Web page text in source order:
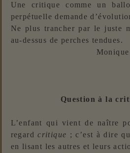
Une critique comme un
perpétuelle demande
Ne plus trancher par le juste
au-dessus de perches tendues.
Question à la
L’enfant qui vient de naître
regardcritique ; c’est à dire
en lisant les autres et leurs